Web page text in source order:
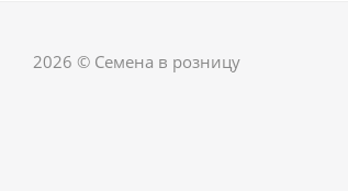
2026 © Семена в розницу